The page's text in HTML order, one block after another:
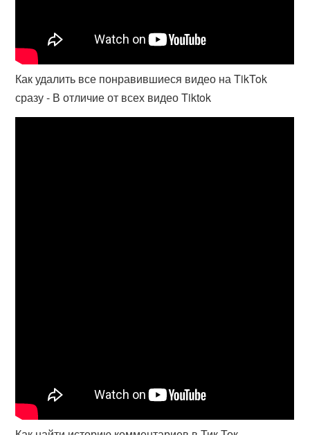
Как удалить все понравившиеся видео на TikTok
сразу - В отличие от всех видео Tiktok